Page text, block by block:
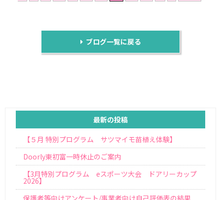
ブログ一覧に戻る
最新の投稿
【５月 特別プログラム サツマイモ苗植え体験】
Doorly東初富一時休止のご案内
【3月特別プログラム eスポーツ大会 ドアリーカップ
2026】
保護者等向けアンケート/事業者向け自己評価表の結果